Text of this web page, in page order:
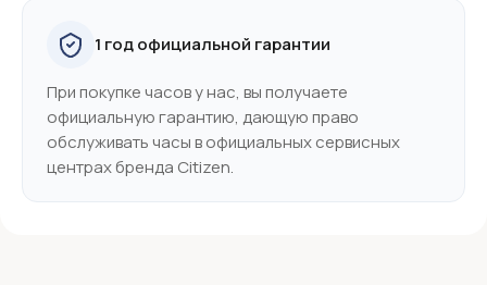
1 год официальной гарантии
При покупке часов у нас, вы получаете
официальную гарантию, дающую право
обслуживать часы в официальных сервисных
центрах бренда Citizen.